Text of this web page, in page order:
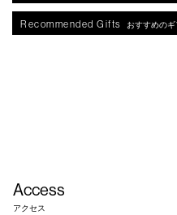
Recommended Gifts おすすめのギ
Access
アクセス